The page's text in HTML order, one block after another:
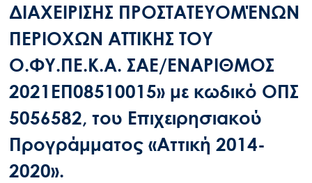
ΔΙΑΧΕΙΡΙΣΗΣ ΠΡΟΣΤΑΤΕΥΟΜΈΝΩΝ
ΠΕΡΙΟΧΩΝ ΑΤΤΙΚΗΣ ΤΟΥ
Ο.ΦΥ.ΠΕ.Κ.Α. ΣΑΕ/ΕΝΑΡΙΘΜΟΣ
2021ΕΠ08510015» με κωδικό ΟΠΣ
5056582, του Επιχειρησιακού
Προγράμματος «Αττική 2014-
2020».